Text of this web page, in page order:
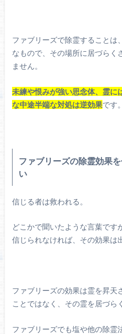
ファブリーズで除霊することは
なもので、その場所に居づらく
ません。
未練や恨みが強い思念体、霊に
な中途半端な対処は逆効果です。
ファブリーズの除霊効果
い
信じる者は救われる。
どこかで聞いたような言葉です
信じられなければ、その効果は
ファブリーズの効果は霊を昇天
ことではなく、その霊を居づら
ファブリーズでも塩や他の除霊